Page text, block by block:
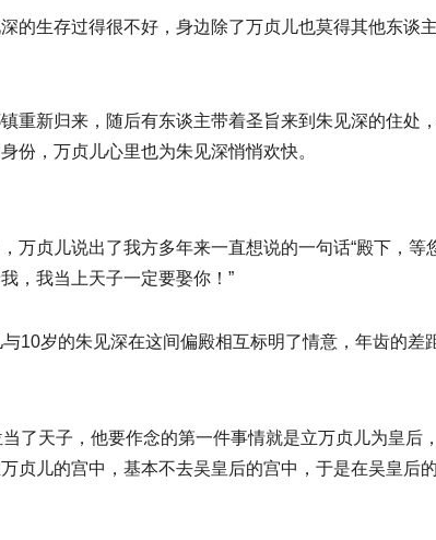
的生存过得很不好，身边除了万贞儿也莫得其他东
重新归来，随后有东谈主带着圣旨来到朱见深的住
份，万贞儿心里也为朱见深悄悄欢快。
万贞儿说出了我方多年来一直想说的一句话“殿下，
，我当上天子一定要娶你！”
10岁的朱见深在这间偏殿相互标明了情意，年齿的差
了天子，他要作念的第一件事情就是立万贞儿为皇
贞儿的宫中，基本不去吴皇后的宫中，于是在吴皇